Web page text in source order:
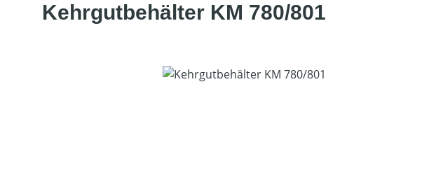
Kehrgutbehälter KM 780/801
Bildergalerie überspringen